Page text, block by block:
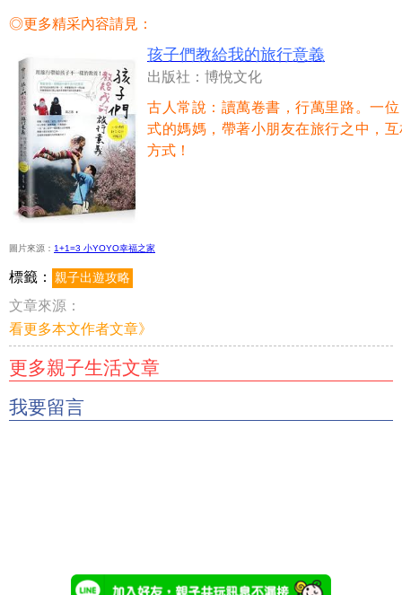
◎更多精采內容請見：
孩子們教給我的旅行意義
出版社：博悅文化
古人常說：讀萬卷書，行萬里路。一
式的媽媽，帶著小朋友在旅行之中，
方式！
圖片來源： 1+1=3 小YOYO幸福之家
標籤： 親子出遊攻略
文章來源：
看更多本文作者文章》
更多親子生活文章
我要留言